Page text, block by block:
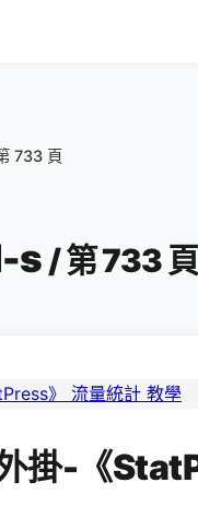
733 頁
s / 第 733 頁
掛-《